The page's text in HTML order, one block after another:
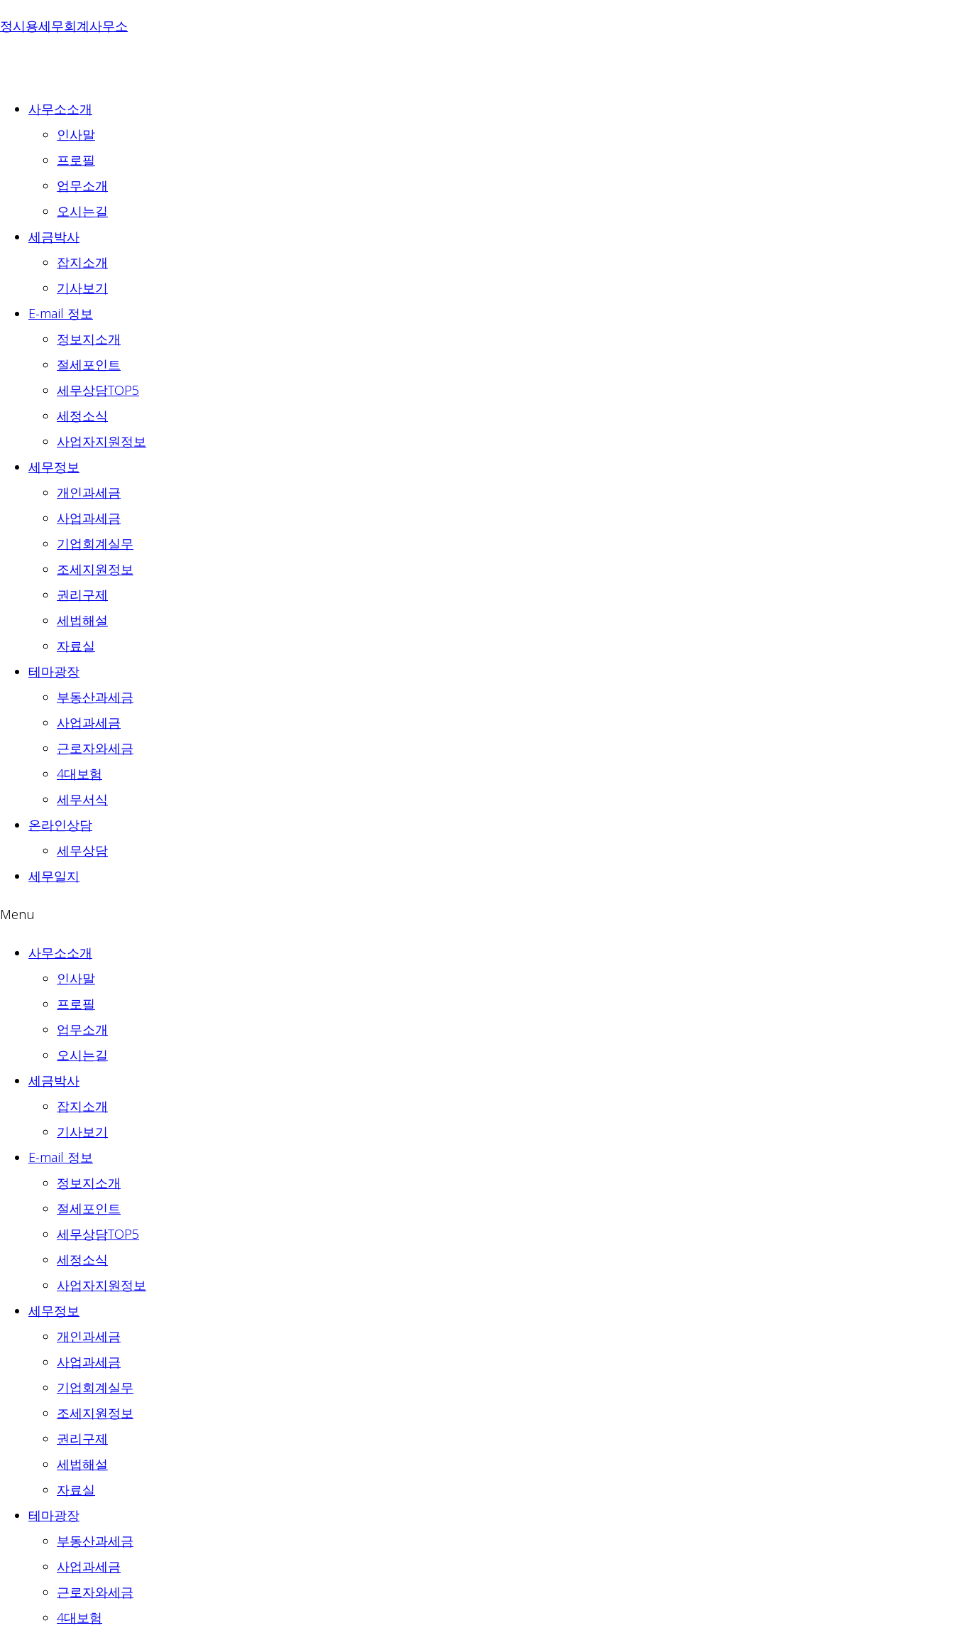
Skip
정시용세무회계사무소
사무소소개
인사말
프로필
업무소개
오시는길
세금박사
잡지소개
기사보기
E-mail 정보
정보지소개
절세포인트
세무상담TOP5
세정소식
사업자지원정보
세무정보
개인과세금
사업과세금
기업회계실무
조세지원정보
권리구제
세법해설
자료실
테마광장
부동산과세금
사업과세금
근로자와세금
4대보험
세무서식
온라인상담
세무상담
세무일지
Menu
사무소소개
인사말
프로필
업무소개
오시는길
세금박사
잡지소개
기사보기
E-mail 정보
정보지소개
절세포인트
세무상담TOP5
세정소식
사업자지원정보
세무정보
개인과세금
사업과세금
기업회계실무
조세지원정보
권리구제
세법해설
자료실
테마광장
부동산과세금
사업과세금
근로자와세금
4대보험